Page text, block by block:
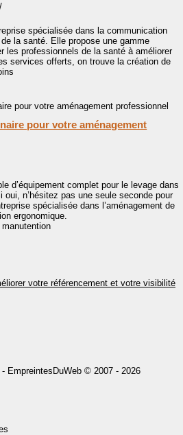
spécialisée dans la communication
la santé. Elle propose une gamme
les professionnels de la santé à améliorer
services offerts, on trouve la création de
pour votre aménagement
d’équipement complet pour le levage dans
n’hésitez pas une seule seconde pour
spécialisée dans l’aménagement de
ergonomique.
- EmpreintesDuWeb © 2007 - 2026